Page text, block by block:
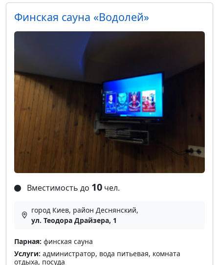
Финская сауна «Водолей»
Вместимость до 10 чел.
город Киев, район Деснянский,
ул. Теодора Драйзера, 1
Парная: финская сауна
Услуги: администратор, вода питьевая, комната
отдыха, посуда